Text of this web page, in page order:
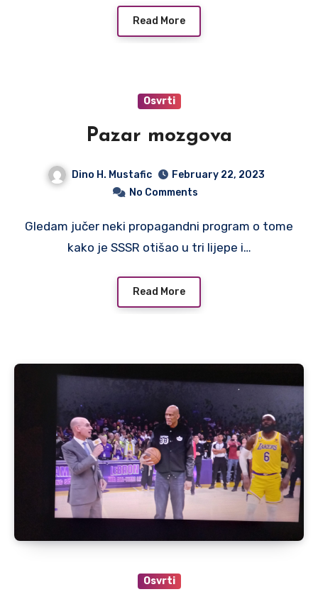
Read More
Osvrti
Pazar mozgova
Dino H. Mustafic
February 22, 2023
No Comments
Gledam jučer neki propagandni program o tome
kako je SSSR otišao u tri lijepe i…
Read More
Osvrti